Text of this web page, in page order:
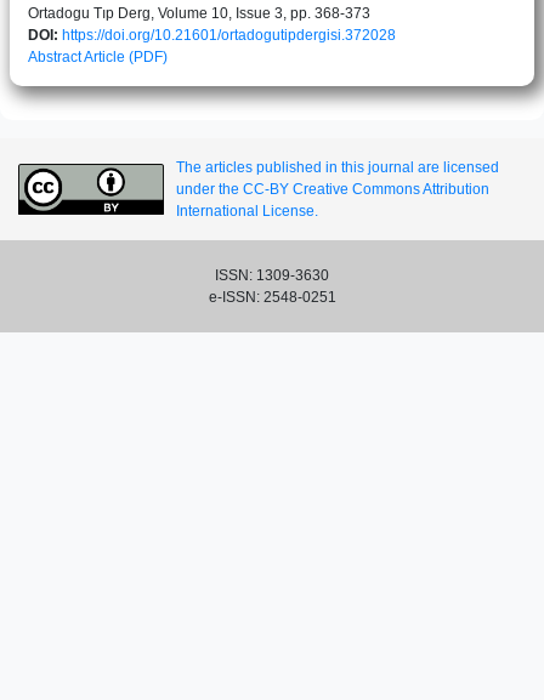
Ortadogu Tıp Derg, Volume 10, Issue 3, pp. 368-373
DOI: https://doi.org/10.21601/ortadogutipdergisi.372028
AbstractArticle (PDF)
The articles published in this journal are licensed
under the CC-BY Creative Commons Attribution
International License.
ISSN: 1309-3630
e-ISSN: 2548-0251